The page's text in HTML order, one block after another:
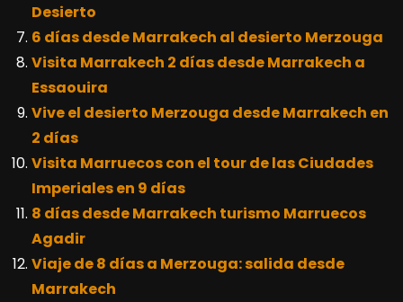
Desierto
6 días desde Marrakech al desierto Merzouga
Visita Marrakech 2 días desde Marrakech a
Essaouira
Vive el desierto Merzouga desde Marrakech en
2 días
Visita Marruecos con el tour de las Ciudades
Imperiales en 9 días
8 días desde Marrakech turismo Marruecos
Agadir
Viaje de 8 días a Merzouga: salida desde
Marrakech